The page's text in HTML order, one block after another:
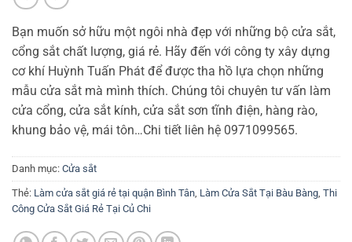
Bạn muốn sở hữu một ngôi nhà đẹp với những bộ cửa sắt,
cổng sắt chất lượng, giá rẻ. Hãy đến với công ty xây dựng
cơ khí Huỳnh Tuấn Phát để được tha hồ lựa chọn những
mẫu cửa sắt mà mình thích. Chúng tôi chuyên tư vấn làm
cửa cổng, cửa sắt kính, cửa sắt sơn tĩnh điện, hàng rào,
khung bảo vệ, mái tôn…Chi tiết liên hệ 0971099565.
Danh mục: Cửa sắt
Thẻ: Làm cửa sắt giá rẻ tại quận Bình Tân, Làm Cửa Sắt Tại Bàu Bàng, Thi
Công Cửa Sắt Giá Rẻ Tại Củ Chi